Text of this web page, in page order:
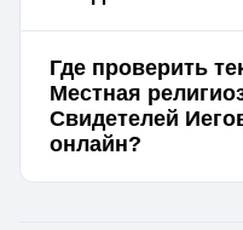
Где проверить
Местная
Свидетелей
онлайн?